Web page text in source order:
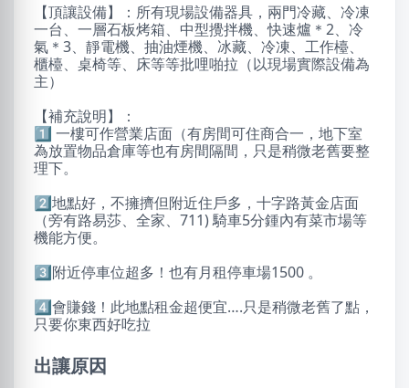
【頂讓設備】：所有現場設備器具，兩門冷藏、冷凍
一台、一層石板烤箱、中型攪拌機、快速爐＊2、冷
氣＊3、靜電機、抽油煙機、冰藏、冷凍、工作檯、
櫃檯、桌椅等、床等等批哩啪拉（以現場實際設備為
主）
【補充說明】：
1️⃣ 一樓可作營業店面（有房間可住商合一，地下室
為放置物品倉庫等也有房間隔間，只是稍微老舊要整
理下。
2️⃣地點好，不擁擠但附近住戶多，十字路黃金店面
（旁有路易莎、全家、711) 騎車5分鍾內有菜市場等
機能方便。
3️⃣附近停車位超多！也有月租停車場1500 。
4️⃣會賺錢！此地點租金超便宜….只是稍微老舊了點，
只要你東西好吃拉
出讓原因